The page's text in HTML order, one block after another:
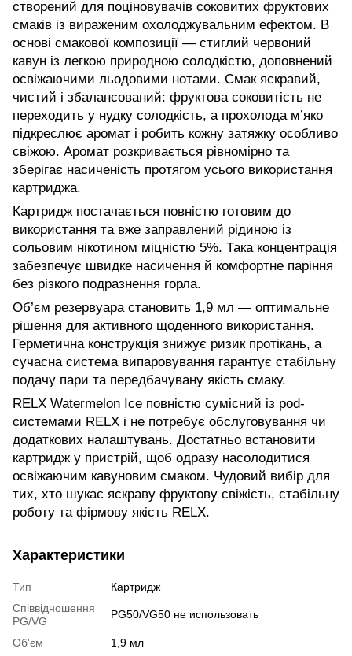
створений для поціновувачів соковитих фруктових
смаків із вираженим охолоджувальним ефектом. В
основі смакової композиції — стиглий червоний
кавун із легкою природною солодкістю, доповнений
освіжаючими льодовими нотами. Смак яскравий,
чистий і збалансований: фруктова соковитість не
переходить у нудку солодкість, а прохолода м’яко
підкреслює аромат і робить кожну затяжку особливо
свіжою. Аромат розкривається рівномірно та
зберігає насиченість протягом усього використання
картриджа.
Картридж постачається повністю готовим до
використання та вже заправлений рідиною із
сольовим нікотином міцністю 5%. Така концентрація
забезпечує швидке насичення й комфортне паріння
без різкого подразнення горла.
Об’єм резервуара становить 1,9 мл — оптимальне
рішення для активного щоденного використання.
Герметична конструкція знижує ризик протікань, а
сучасна система випаровування гарантує стабільну
подачу пари та передбачувану якість смаку.
RELX Watermelon Ice повністю сумісний із pod-
системами RELX і не потребує обслуговування чи
додаткових налаштувань. Достатньо встановити
картридж у пристрій, щоб одразу насолодитися
освіжаючим кавуновим смаком. Чудовий вибір для
тих, хто шукає яскраву фруктову свіжість, стабільну
роботу та фірмову якість RELX.
Характеристики
Тип
Картридж
Співвідношення
PG/VG
PG50/VG50 не использовать
Об'єм
1,9 мл